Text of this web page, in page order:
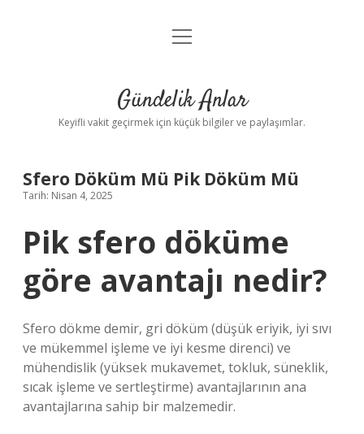
Anasayfa
Yasal Uyarı
menüyü
Gündelik Anlar
Keyifli vakit geçirmek için küçük bilgiler ve paylaşımlar.
Sfero Döküm Mü Pik Döküm Mü
Tarih: Nisan 4, 2025
Pik sfero döküme
göre avantajı nedir?
Sfero dökme demir, gri döküm (düşük eriyik, iyi sıvı
ve mükemmel işleme ve iyi kesme direnci) ve
mühendislik (yüksek mukavemet, tokluk, süneklik,
sıcak işleme ve sertleştirme) avantajlarının ana
avantajlarına sahip bir malzemedir.